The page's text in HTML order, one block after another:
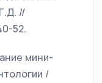
//
52.
мини-
/